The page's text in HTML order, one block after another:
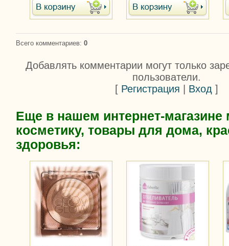
Всего комментариев: 0
Добавлять комментарии могут только
пользователи.
[ Регистрация Вход ]
Еще в нашем интернет-магазине
косметику, товары для дома,
здоровья: